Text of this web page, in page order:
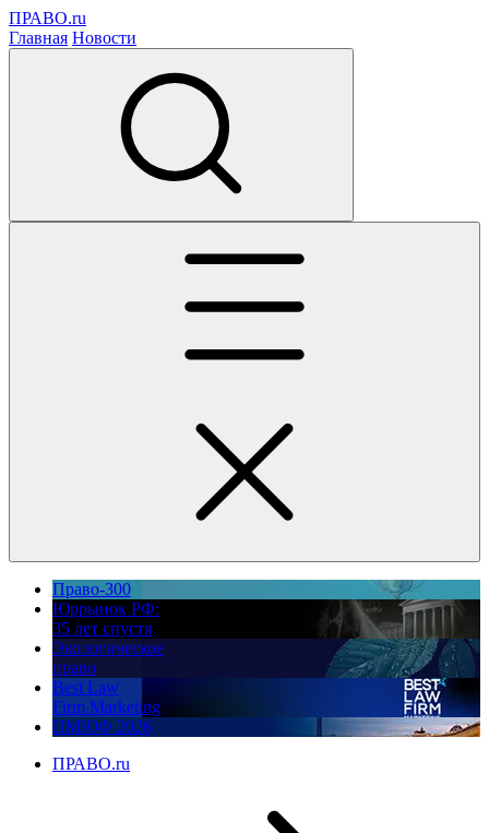
ПРАВО.ru
Главная Новости
Право-300
Юррынок РФ:
35 лет спустя
Экологическое
право
Best Law
Firm Marketing
ПМЮФ 2026
ПРАВО.ru